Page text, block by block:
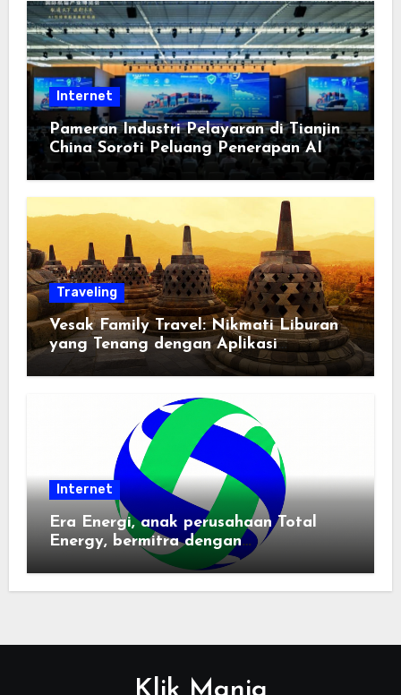
Internet
Pameran Industri Pelayaran di Tianjin
China Soroti Peluang Penerapan AI
Traveling
Vesak Family Travel: Nikmati Liburan
yang Tenang dengan Aplikasi
Pemindai PDF
Internet
Era Energi, anak perusahaan Total
Energy, bermitra dengan
Zhuochuangtong untuk mempercepat
transisi energi Indonesia — raksasa